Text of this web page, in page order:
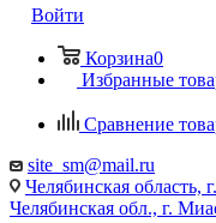
Войти
Корзина0
Избранные
Сравнение
site_sm@mail.ru
Челябинская область,
Челябинская обл., г.